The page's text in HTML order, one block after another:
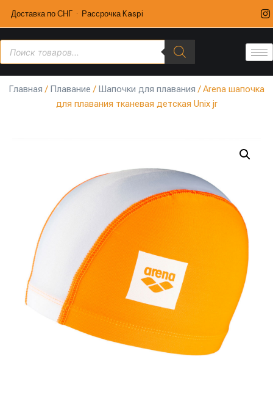
Доставка по СНГ · Рассрочка Kaspi
Главная / Плавание / Шапочки для плавания / Arena шапочка
для плавания тканевая детская Unix jr